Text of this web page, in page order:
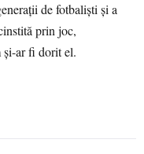
de fotbaliști și a
prin joc,
și-ar fi dorit el.